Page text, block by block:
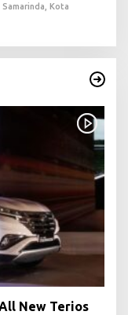
Samarinda, Kota
New Terios